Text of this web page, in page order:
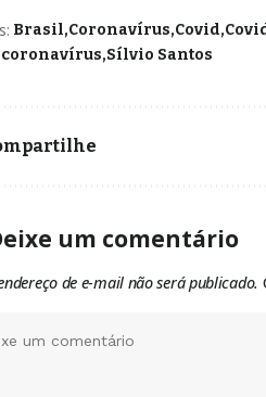
Brasil Coronavírus Covid
coronavírus Sílvio Santos
um comentário
de e-mail não será publicado.